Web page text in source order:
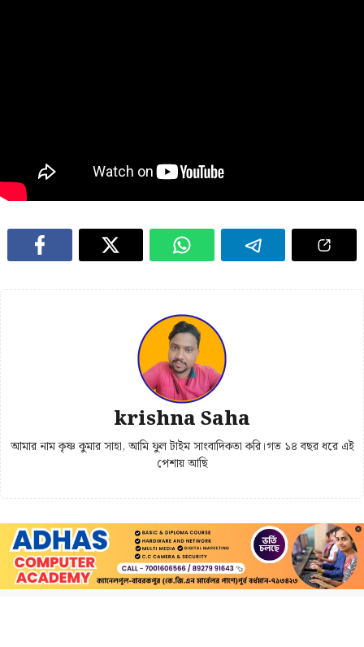
krishna Saha
আমার নাম কৃষ্ণ কুমার সাহা, আমি ফুল টাইম সাংবাদিকতা করি।গত ১৪ বছর ধরে এই
পেশায় আছি